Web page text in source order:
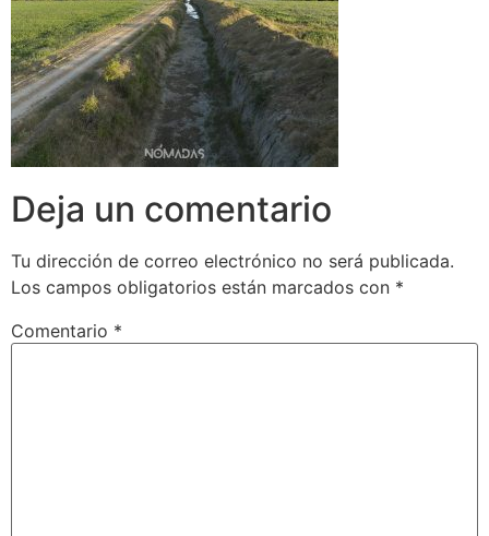
Deja un comentario
Tu dirección de correo electrónico no será publicada.
Los campos obligatorios están marcados con *
Comentario *